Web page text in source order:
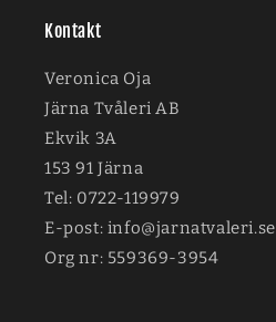
Kontakt
Veronica Oja
Järna Tvåleri AB
Ekvik 3A
153 91 Järna
Tel: 0722-119979
E-post: info@jarnatvaleri.se
Org nr: 559369-3954